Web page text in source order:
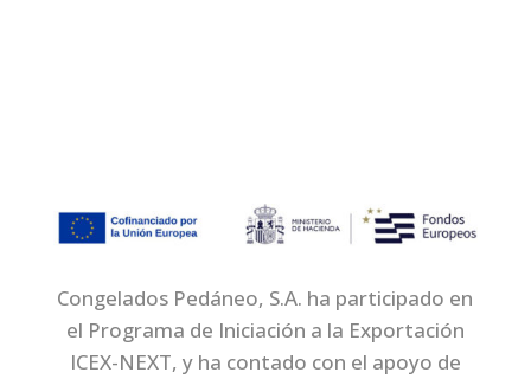
Congelados Pedáneo, S.A. ha participado en
el Programa de Iniciación a la Exportación
ICEX-NEXT, y ha contado con el apoyo de